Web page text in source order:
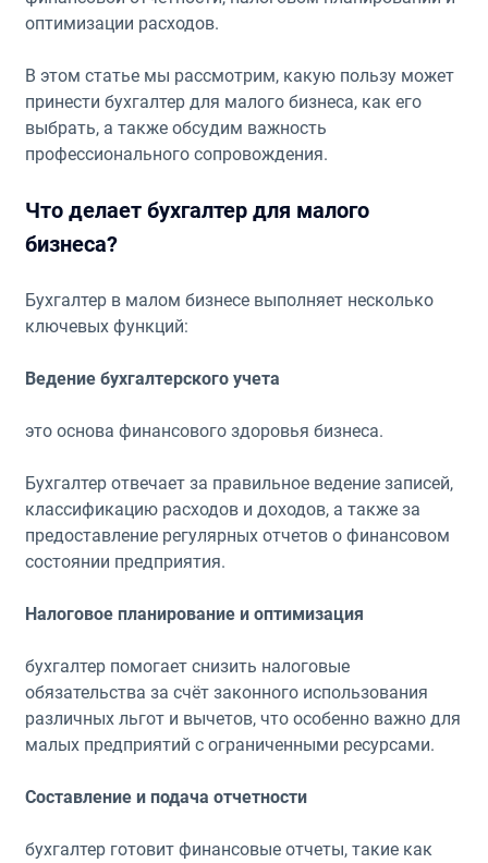
оптимизации расходов.
В этом статье мы рассмотрим, какую пользу может
принести бухгалтер для малого бизнеса, как его
выбрать, а также обсудим важность
профессионального сопровождения.
Что делает бухгалтер для малого
бизнеса?
Бухгалтер в малом бизнесе выполняет несколько
ключевых функций:
Ведение бухгалтерского учета
это основа финансового здоровья бизнеса.
Бухгалтер отвечает за правильное ведение записей,
классификацию расходов и доходов, а также за
предоставление регулярных отчетов о финансовом
состоянии предприятия.
Налоговое планирование и оптимизация
бухгалтер помогает снизить налоговые
обязательства за счёт законного использования
различных льгот и вычетов, что особенно важно для
малых предприятий с ограниченными ресурсами.
Составление и подача отчетности
бухгалтер готовит финансовые отчеты, такие как